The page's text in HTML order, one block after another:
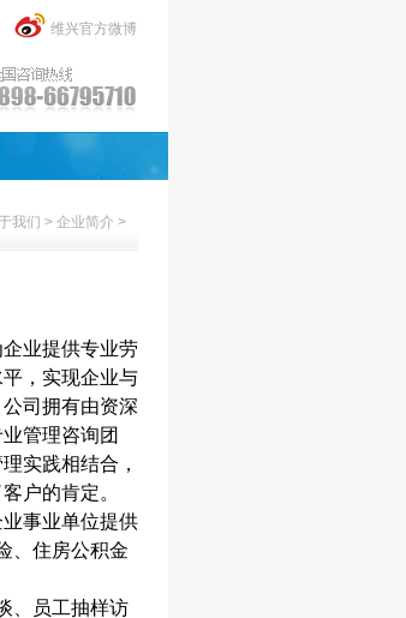
维兴官方微博
我们 > 企业简介 >
业提供专业劳
，实现企业与
司拥有由资深
管理咨询团
实践相结合，
户的肯定。
事业单位提供
、住房公积金
、员工抽样访